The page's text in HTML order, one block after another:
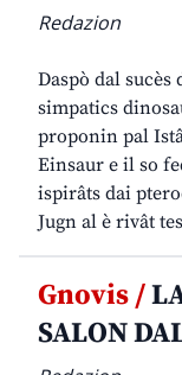
Redazion
Daspò dal
simpatics
proponin pal
Einsaur e il so
ispirâts dai
Jugn al è rivât
Gnovis /
SALON